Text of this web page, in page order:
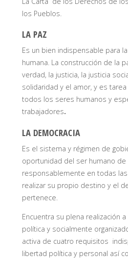
los Pueblos.
LA PAZ
Es un bien indispensable para
humana. La construcción de la
verdad, la justicia, la justicia
solidaridad y el amor, y es
todos los seres humanos y
trabajadores.
LA DEMOCRACIA
Es el sistema y régimen de
oportunidad del ser humano de
responsablemente en todas
realizar su propio destino y el
pertenece.
Encuentra su plena realización
política y socialmente
activa de cuatro requisitos
libertad política y personal así